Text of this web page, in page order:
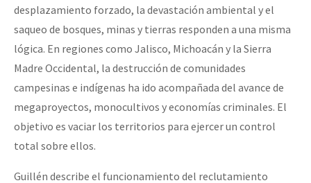
desplazamiento forzado, la devastación ambiental y el
saqueo de bosques, minas y tierras responden a una misma
lógica. En regiones como Jalisco, Michoacán y la Sierra
Madre Occidental, la destrucción de comunidades
campesinas e indígenas ha ido acompañada del avance de
megaproyectos, monocultivos y economías criminales. El
objetivo es vaciar los territorios para ejercer un control
total sobre ellos.
Guillén describe el funcionamiento del reclutamiento